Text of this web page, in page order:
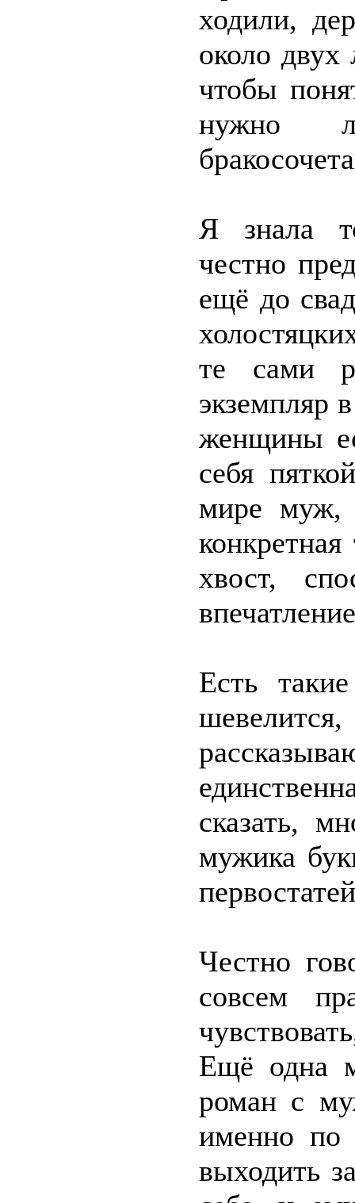
ходили,
около двух
чтобы
нужно
Я знала
честно
ещё до
те сами
экземпляр
женщины
себя
мире муж,
хвост,
Есть
сказать,
мужика
Честно
совсем
Ещё одна
роман с
именно по
выходить